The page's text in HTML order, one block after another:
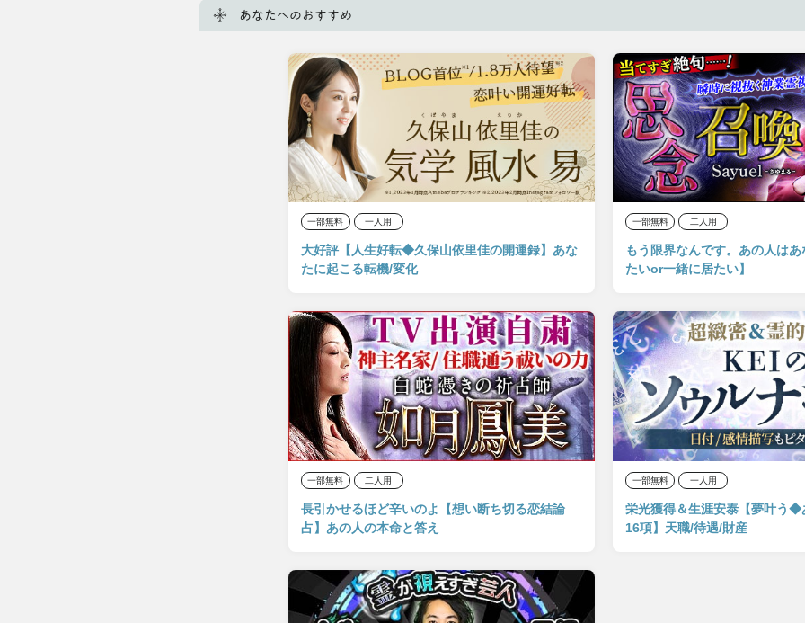
あなたへのおすすめ
一部無料 一人用
大好評【人生好転◆久保山依里佳の開運録】あな
たに起こる転機/変化
一部無料 二人用
もう限界なんです。あの人は
たいor一緒に居たい】
一部無料 二人用
長引かせるほど辛いのよ【想い断ち切る恋結論
占】あの人の本命と答え
一部無料 一人用
栄光獲得＆生涯安泰【夢叶う◆
16項】天職/待遇/財産